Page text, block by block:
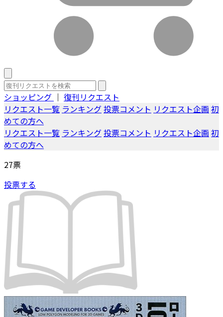
ショッピング ｜ 復刊リクエスト
リクエスト一覧 ランキング投票コメント リクエスト企画 初
めての方へ
リクエスト一覧 ランキング投票コメント リクエスト企画 初
めての方へ
27票
投票する